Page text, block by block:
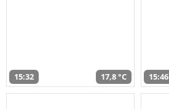
15:32 17,8 °C 15:46